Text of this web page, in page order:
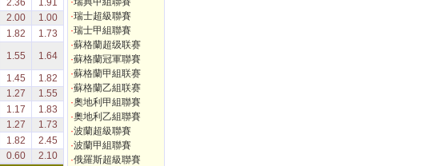
2.36
1.91
2.00
1.00
1.82
1.73
1.55
1.64
1.45
1.82
1.27
1.55
1.17
1.83
1.27
1.73
1.82
2.45
0.60
2.10
·瑞士超級聯賽
·瑞士甲組聯賽
·蘇格蘭超级联赛
·蘇格蘭冠軍聯賽
·蘇格蘭甲組联赛
·蘇格蘭乙組联赛
·奧地利甲組聯賽
·奧地利乙組聯賽
·波蘭超級聯賽
·波蘭甲組聯賽
·俄羅斯超級聯賽